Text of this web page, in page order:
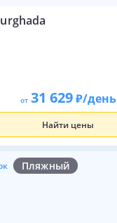
от 31 629 /день
Найти цены
Пляжный